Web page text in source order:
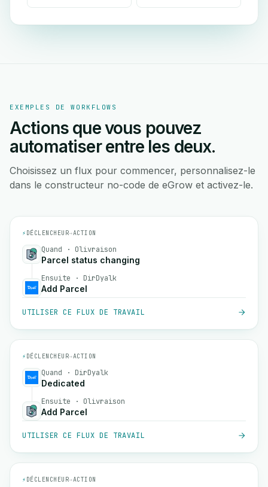
EXEMPLES DE WORKFLOWS
Actions que vous pouvez
automatiser entre les deux.
Choisissez un flux pour commencer, personnalisez-le
dans le constructeur no-code de eGrow et activez-le.
⚡ DÉCLENCHEUR→ACTION
Quand · Olivraison
Parcel status changing
Ensuite · DirDyalk
Add Parcel
UTILISER CE FLUX DE TRAVAIL
⚡ DÉCLENCHEUR→ACTION
Quand · DirDyalk
Dedicated
Ensuite · Olivraison
Add Parcel
UTILISER CE FLUX DE TRAVAIL
⚡ DÉCLENCHEUR→ACTION